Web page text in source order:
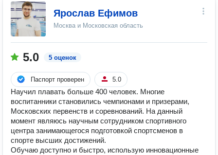
Ярослав Ефимов
Москва и Московская область
5.0 5 оценок
Паспорт проверен 5.0
Научил плавать больше 400 человек. Многие
воспитанники становились чемпионами и призерами,
Московских первенств и соревнований. На данный
момент являюсь научным сотрудником спортивного
центра занимающегося подготовкой спортсменов в
спорте высших достижений.
Обучаю доступно и быстро, использую инновационные